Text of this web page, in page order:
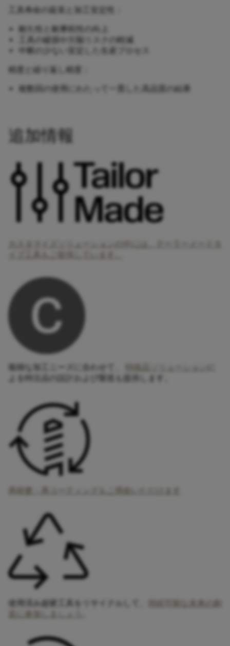
工具寿命の延長と加工安定性：
耐久性と耐摩耗性の向上
工具の破損や欠陥リスクの軽減
中断の少ない安定した生産プロセス
精度と繰り返し精度：
複数回の使用にわたって一貫した高品質の結果
追加情報
カスタマイズソリューションの中には、テーラーメードタ
複雑な加工ニーズに合わせて、 特殊品ソリューション
よる特注品の設計および製造も提供します。
使用済み超硬工具をリサイクルして、